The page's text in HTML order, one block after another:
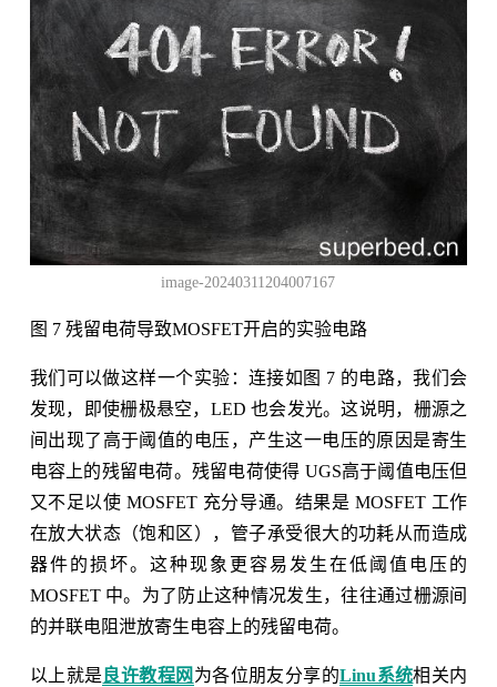
image-20240311204007167
图 7 残留电荷导致MOSFET开启的实验电路
我们可以做这样一个实验：连接如图 7 的电路，我们会
发现，即使栅极悬空，LED 也会发光。这说明，栅源之
间出现了高于阈值的电压，产生这一电压的原因是寄生
电容上的残留电荷。残留电荷使得 UGS高于阈值电压但
又不足以使 MOSFET 充分导通。结果是 MOSFET 工作
在放大状态（饱和区），管子承受很大的功耗从而造成
器件的损坏。这种现象更容易发生在低阈值电压的
MOSFET 中。为了防止这种情况发生，往往通过栅源间
的并联电阻泄放寄生电容上的残留电荷。
以上就是 良许教程网 为各位朋友分享的Linu系统相关内